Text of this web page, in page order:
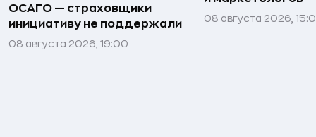
ОСАГО — страховщики
инициативу не поддержали
08 августа 2026, 19:00
08 августа 2026,